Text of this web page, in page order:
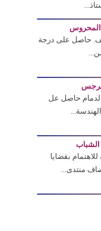
المحروس
حاصل على درجة
الدمام حاصل عل
بقضايا
منتدى...